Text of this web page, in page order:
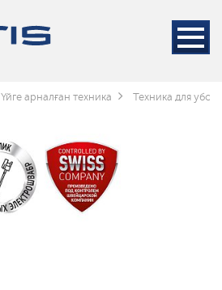
Үйге арналған техника Техника для